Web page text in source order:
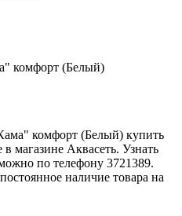
комфорт (Белый) купить
магазине Аквасеть. Узнать
по телефону 3721389.
наличие товара на